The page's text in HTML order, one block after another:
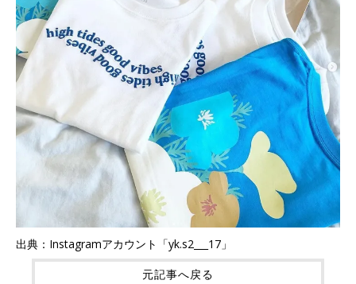
出典：Instagramアカウント「yk.s2___17」
元記事へ戻る